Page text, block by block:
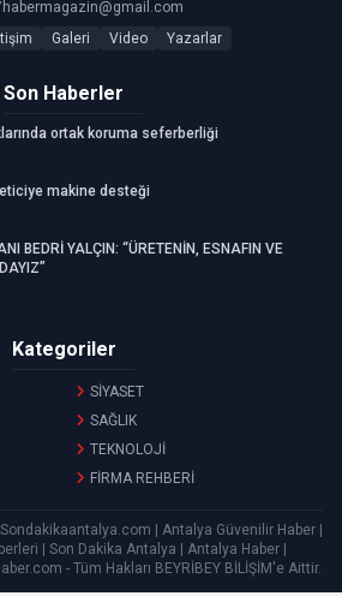
Galeri Video Yazarlar
Son Haberler
ortak koruma seferberliği
makine desteği
BEDRİ YALÇIN: “ÜRETENİN, ESNAFIN VE
Kategoriler
SİYASET
SAĞLIK
TEKNOLOJİ
FİRMA REHBERİ
| Antalya Güvenilir Haber |
| Son Dakika Antalya | Antalya Haber |
- Tüm Hakları BEYRİBEY BİLİŞİM'e Aittir.